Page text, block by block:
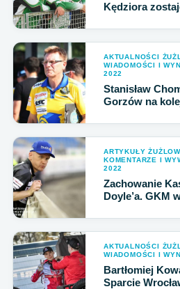
Kędziora
AKTUALNOŚCI
WIADOMOŚCI I
2022
Stanisław
Gorzów na
ARTYKUŁY
KOMENTARZE I
2022
Zachowanie
Doyle’a. GKM
AKTUALNOŚCI
WIADOMOŚCI I
Bartłomiej
Sparcie